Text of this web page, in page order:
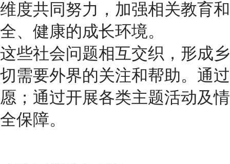
维度共同努力，加强相关教育
全、健康的成长环境。
这些社会问题相互交织，形成
切需要外界的关注和帮助。通
愿；通过开展各类主题活动及
全保障。